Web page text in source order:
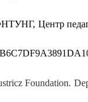
Центр
Foundation.